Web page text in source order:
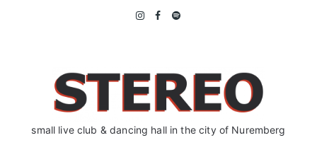
small live club & dancing hall in the city of Nuremberg